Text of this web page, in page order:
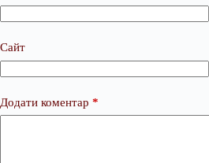
Сайт
Додати коментар *